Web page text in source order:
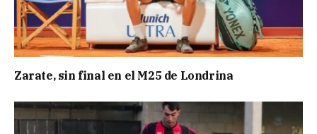
Zarate, sin final en el M25 de Londrina